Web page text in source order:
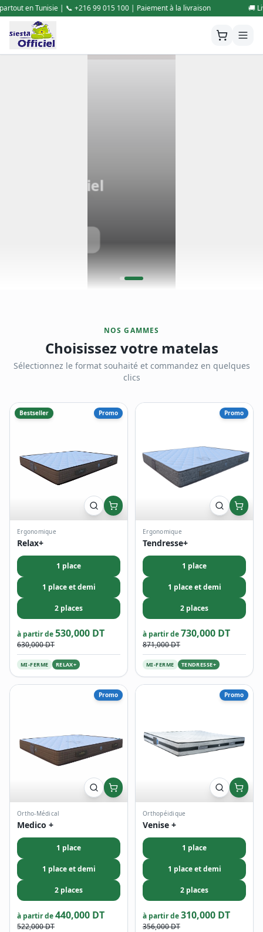
à la livraison 🚚 Livraison gratuite partout en Tunisie | 📞
NOS GAMMES
Choisissez votre matelas
Sélectionnez le format souhaité et commandez en quelques
clics
Bestseller Promo
Ergonomique
Relax+
1 place
1 place et demi
2 places
à partir de530,000 DT
630,000 DT
MI-FERME RELAX+
Promo
Ergonomique
Tendresse+
1 place
1 place et demi
2 places
à partir de730,000 DT
871,000 DT
MI-FERME TENDRESSE+
Promo
Ortho-Médical
Medico +
1 place
1 place et demi
2 places
à partir de440,000 DT
522,000 DT
Promo
Orthopéidique
Venise +
1 place
1 place et demi
2 places
à partir de310,000 DT
356,000 DT